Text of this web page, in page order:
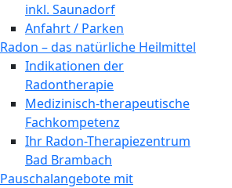
inkl. Saunadorf
Anfahrt / Parken
Radon – das natürliche Heilmittel
Indikationen der
Radontherapie
Medizinisch-therapeutische
Fachkompetenz
Ihr Radon-Therapiezentrum
Bad Brambach
Pauschalangebote mit